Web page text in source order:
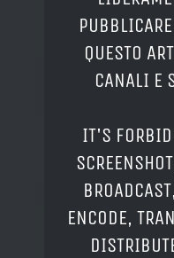
QUESTO
CANALI E
IT'S
ENCODE,